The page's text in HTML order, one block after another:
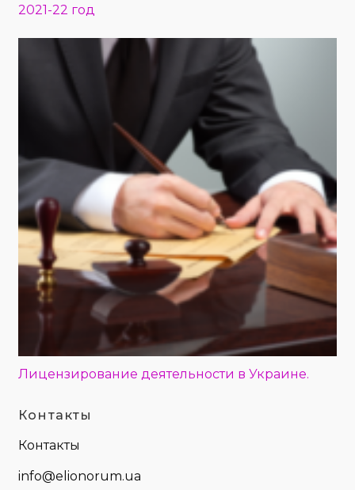
2021-22 год
Лицензирование деятельности в Украине.
Контакты
Контакты
info@elionorum.ua